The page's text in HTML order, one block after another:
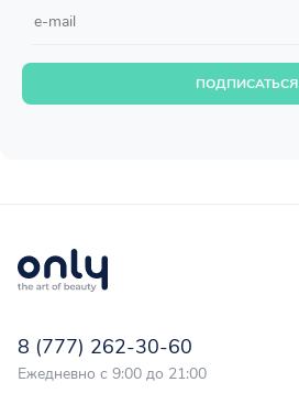
ПОДПИСАТЬСЯ
8 (777) 262-30-60
Ежедневно с 9:00 до 21:00